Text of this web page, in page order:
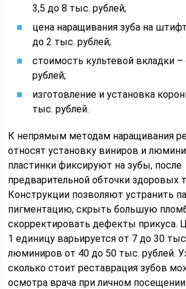
3,5 до 8 тыс. рублей;
цена наращивания зуба на
до 2 тыс. рублей;
стоимость культевой вкладки
рублей;
изготовление и установка
тыс. рублей.
К непрямым методам наращивания
относят установку виниров и
пластинки фиксируют на зубы, после
предварительной обточки здоровых
Конструкции позволяют устранить
пигментацию, скрыть большую
скорректировать дефекты прикуса.
1 единицу варьируется от 7 до 30
люминиров от 40 до 50 тыс. рублей.
сколько стоит реставрация зубов
осмотра врача при личном посещении